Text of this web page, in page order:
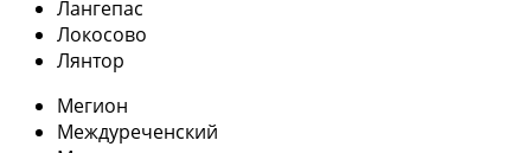
Лангепас
Локосово
Лянтор
Мегион
Междуреченский